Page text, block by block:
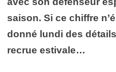
saison. Si ce chiffre
donné lundi des
recrue estivale…